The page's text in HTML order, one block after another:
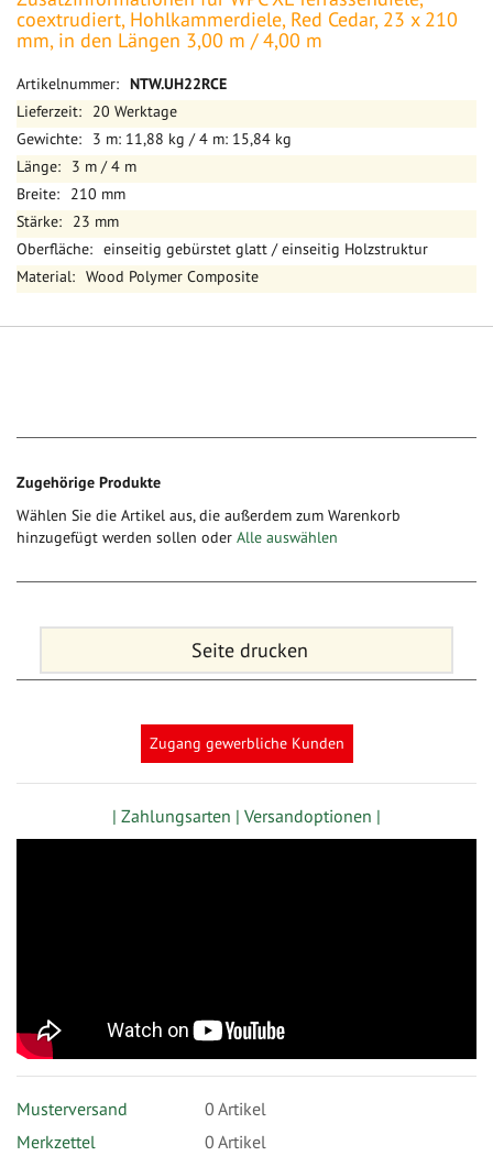
coextrudiert, Hohlkammerdiele, Red Cedar, 23 x 210
mm, in den Längen 3,00 m / 4,00 m
Mehr
Informationen
NTW.UH22RCE
20 Werktage
3 m: 11,88 kg / 4 m: 15,84 kg
3 m / 4 m
210 mm
23 mm
einseitig gebürstet glatt / einseitig Holzstruktur
Wood Polymer Composite
Zugehörige Produkte
Wählen Sie die Artikel aus, die außerdem zum Warenkorb
hinzugefügt werden sollen oder Alle auswählen
Seite drucken
Zugang gewerbliche Kunden
| Zahlungsarten | Versandoptionen |
Musterversand 0 Artikel
Merkzettel
0 Artikel